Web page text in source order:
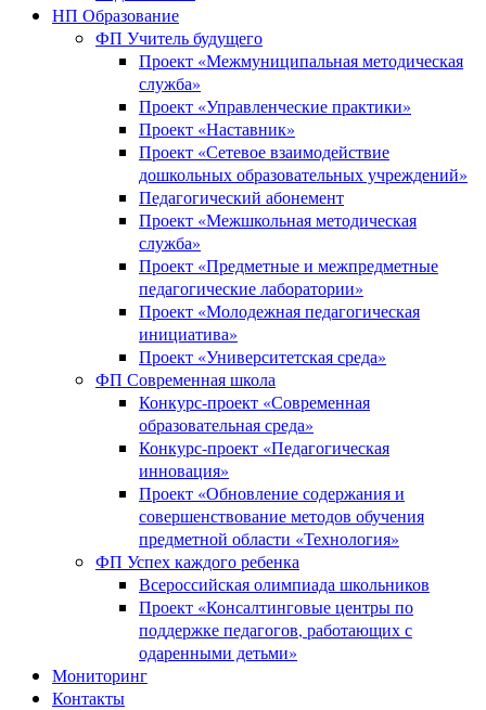
НП Образование
ФП Учитель будущего
Проект «Межмуниципальная методическая
служба»
Проект «Управленческие практики»
Проект «Наставник»
Проект «Сетевое взаимодействие
дошкольных образовательных учреждений»
Педагогический абонемент
Проект «Межшкольная методическая
служба»
Проект «Предметные и межпредметные
педагогические лаборатории»
Проект «Молодежная педагогическая
инициатива»
Проект «Университетская среда»
ФП Современная школа
Конкурс-проект «Современная
образовательная среда»
Конкурс-проект «Педагогическая
инновация»
Проект «Обновление содержания и
совершенствование методов обучения
предметной области «Технология»
ФП Успех каждого ребенка
Всероссийская олимпиада школьников
Проект «Консалтинговые центры по
поддержке педагогов, работающих с
одаренными детьми»
Мониторинг
Контакты